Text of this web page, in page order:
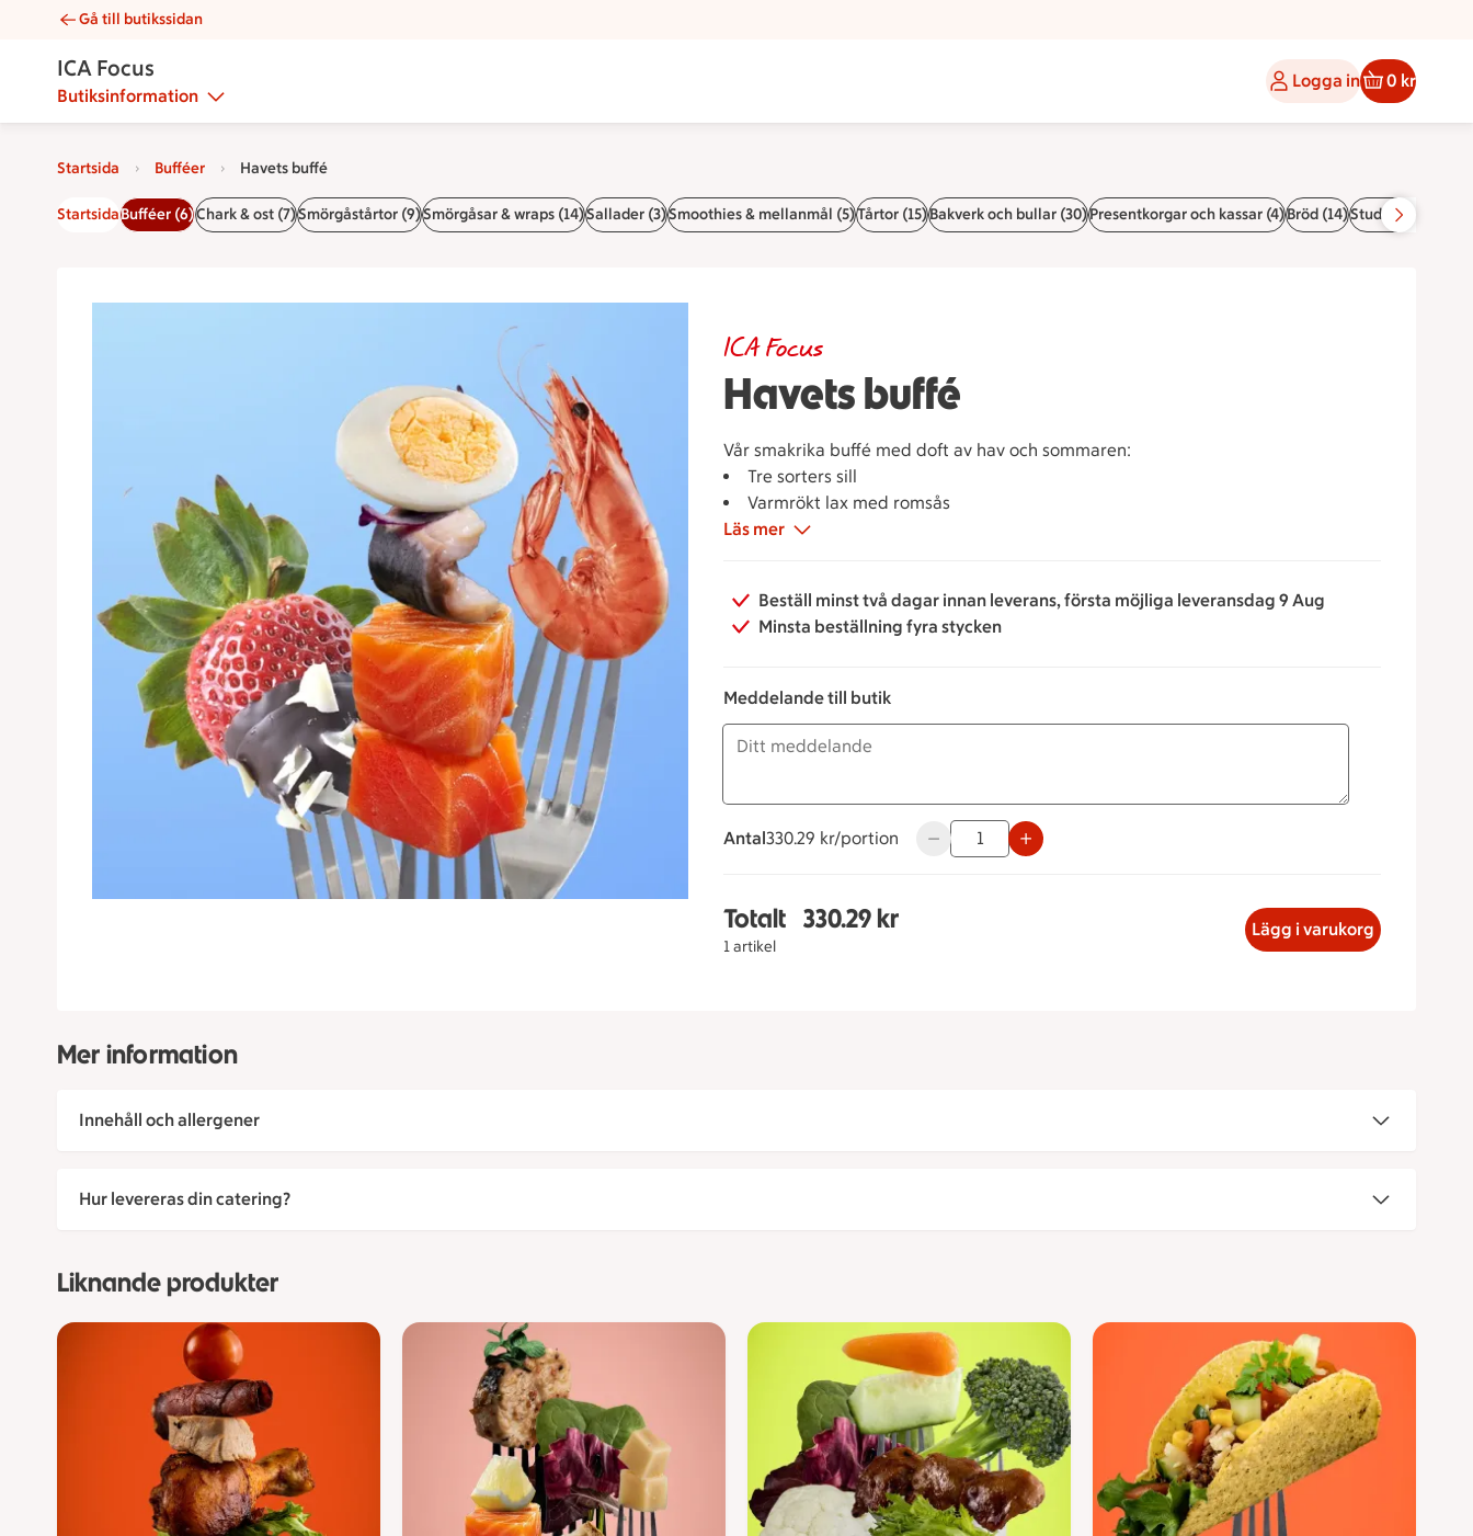
Havets buffé | Catering ICA Focus
Gå till butikssidan
ICA Focus
Butiksinformation
Logga in 0 kr
Startsida Bufféer Havets buffé
StartsidaBufféer (6)Chark & ost (7)Smörgåstårtor (9)Smörgåsar & wraps (14)Sallader (3)Smoothies & mellanmål (5)Tårtor (15)Bakverk och bullar (30)Presentkorgar och kassar (4)Bröd (14)Student- &
Havets buffé
ICA Focus
Vår smakrika buffé med doft av hav och sommaren:
Tre sorters sill
Varmrökt lax med romsås
Pinfärska räkor
Dillpotatis
Grönsallad
Smör
Läs mer
Beställ minst två dagar innan leverans, första möjliga leveransdag 9 Aug
Minsta beställning fyra stycken
Meddelande till butik
Antal
330.29 kronor per portion
330.29 kr/portion Använd knapparna för att minska eller öka värdet, eller ange ett
Totalt
1 artikel
Totalt 1 stycken Havets Buffé, 330.29 kronor
330.29 kr Lägg i varukorg
Mer information
Innehåll och allergener
Hur levereras din catering?
Liknande produkter